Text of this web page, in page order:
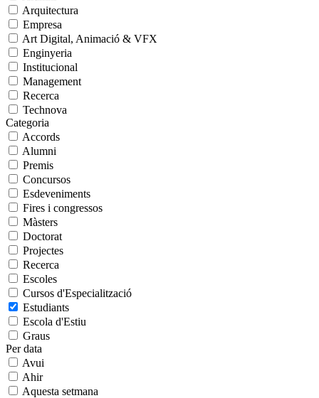
Arquitectura
Empresa
Art Digital, Animació & VFX
Enginyeria
Institucional
Management
Recerca
Technova
Categoria
Accords
Alumni
Premis
Concursos
Esdeveniments
Fires i congressos
Màsters
Doctorat
Projectes
Recerca
Escoles
Cursos d'Especialització
Estudiants
Escola d'Estiu
Graus
Per data
Avui
Ahir
Aquesta setmana